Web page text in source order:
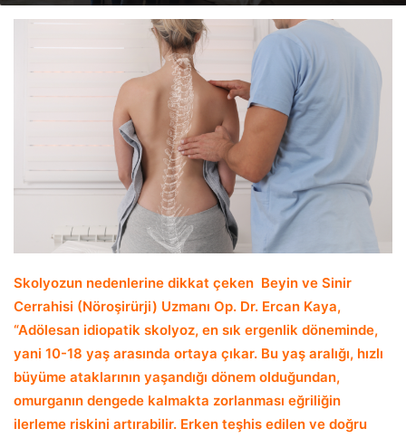
email
Skolyozun nedenlerine dikkat çeken Beyin ve Sinir
Cerrahisi (Nöroşirürji) Uzmanı Op. Dr. Ercan Kaya,
“Adölesan idiopatik skolyoz, en sık ergenlik döneminde,
yani 10-18 yaş arasında ortaya çıkar. Bu yaş aralığı, hızlı
büyüme ataklarının yaşandığı dönem olduğundan,
omurganın dengede kalmakta zorlanması eğriliğin
ilerleme riskini artırabilir. Erken teşhis edilen ve doğru